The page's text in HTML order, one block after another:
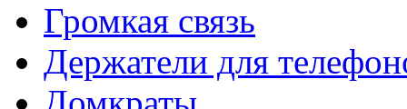
Громкая связь
Держатели для